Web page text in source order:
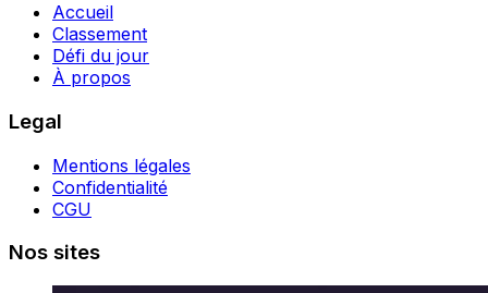
Accueil
Classement
Défi du jour
À propos
Legal
Mentions légales
Confidentialité
CGU
Nos sites